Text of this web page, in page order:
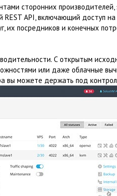
сторонних
REST API, включающий доступ
их посредников и конечных
С открытым
или даже облачные
вы можете держать под